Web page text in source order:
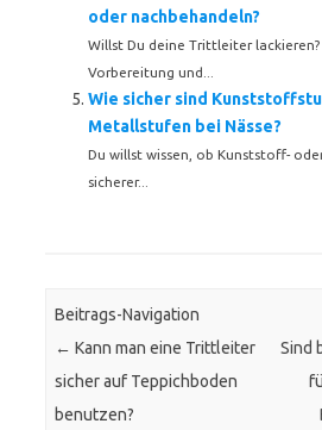
oder nachbehandeln?
Willst Du deine Trittleiter lackieren?
Vorbereitung und...
Wie sicher sind
Metallstufen bei Nässe?
Du willst wissen, ob Kunststoff-
sicherer...
Beitrags-Navigation
← Kann man eine Trittleiter
sicher auf Teppichboden
benutzen?
Sind